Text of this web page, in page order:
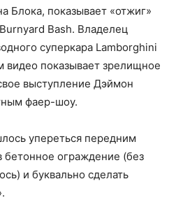
Блока, показывает «отжиг»
Bash. Владелец
суперкара Lamborghini
видео показывает зрелищное
выступление Дэймон
фаер-шоу.
упереться передним
ограждение (без
и буквально сделать